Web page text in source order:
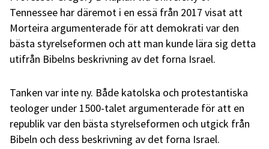
Tennessee har däremot i en essä från 2017 visat att
Morteira argumenterade för att demokrati var den
bästa styrelseformen och att man kunde lära sig detta
utifrån Bibelns beskrivning av det forna Israel.
Tanken var inte ny. Både katolska och protestantiska
teologer under 1500-talet argumenterade för att en
republik var den bästa styrelseformen och utgick från
Bibeln och dess beskrivning av det forna Israel.